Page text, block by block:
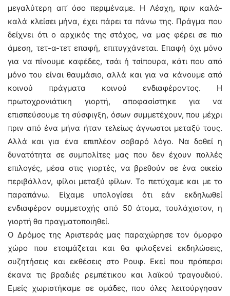
μεγαλύτερη απ’ όσο περιμέναμε. Η Λέσχη, πριν καλά-
καλά κλείσει μήνα, έχει πάρει τα πάνω της. Πράγμα που
δείχνει ότι ο αρχικός της στόχος, να μας φέρει σε πιο
άμεση, τετ-α-τετ επαφή, επιτυγχάνεται. Επαφή όχι μόνο
για να πίνουμε καφέδες, τσάι ή τσίπουρα, κάτι που από
μόνο του είναι θαυμάσιο, αλλά και για να κάνουμε από
κοινού πράγματα κοινού ενδιαφέροντος. Η
πρωτοχρονιάτικη γιορτή, αποφασίστηκε για να
επισπεύσουμε τη σύσφιγξη, όσων συμμετέχουν, που μέχρι
πριν από ένα μήνα ήταν τελείως άγνωστοι μεταξύ τους.
Αλλά και για ένα επιπλέον σοβαρό λόγο. Να δοθεί η
δυνατότητα σε συμπολίτες μας που δεν έχουν πολλές
επιλογές, μέσα στις γιορτές, να βρεθούν σε ένα οικείο
περιβάλλον, φίλοι μεταξύ φίλων. Το πετύχαμε και με το
παραπάνω. Είχαμε υπολογίσει ότι εάν εκδηλωθεί
ενδιαφέρον συμμετοχής από 50 άτομα, τουλάχιστον, η
γιορτή θα πραγματοποιηθεί.
Ο Δρόμος της Αριστεράς μας παραχώρησε τον όμορφο
χώρο που ετοιμάζεται και θα φιλοξενεί εκδηλώσεις,
συζητήσεις και εκθέσεις στο Ρουφ. Εκεί που πρόπερσι
έκανα τις βραδιές ρεμπέτικου και λαϊκού τραγουδιού.
Εμείς χωριστήκαμε σε ομάδες, που όλες λειτούργησαν